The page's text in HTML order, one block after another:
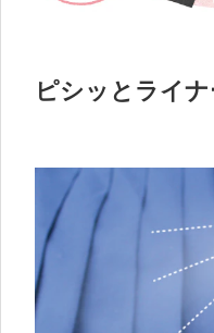
ピシッとライ